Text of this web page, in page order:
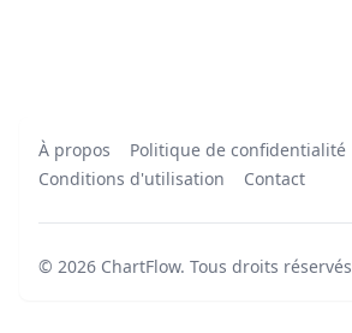
À propos
Politique de confidentialité
Conditions d'utilisation
Contact
© 2026 ChartFlow. Tous droits réservés